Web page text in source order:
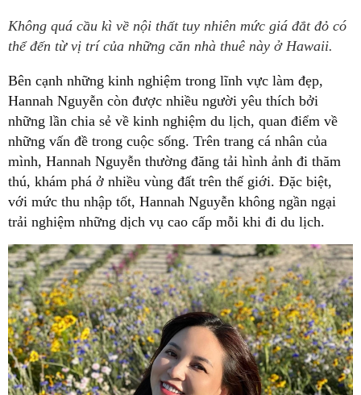
Không quá cầu kì về nội thất tuy nhiên mức giá đắt đỏ có
thể đến từ vị trí của những căn nhà thuê này ở Hawaii.
Bên cạnh những kinh nghiệm trong lĩnh vực làm đẹp,
Hannah Nguyễn còn được nhiều người yêu thích bởi
những lần chia sẻ về kinh nghiệm du lịch, quan điểm về
những vấn đề trong cuộc sống. Trên trang cá nhân của
mình, Hannah Nguyễn thường đăng tải hình ảnh đi thăm
thú, khám phá ở nhiều vùng đất trên thế giới. Đặc biệt,
với mức thu nhập tốt, Hannah Nguyễn không ngần ngại
trải nghiệm những dịch vụ cao cấp mỗi khi đi du lịch.